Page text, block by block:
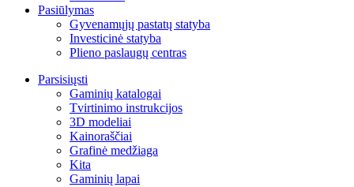
Pasiūlymas
Gyvenamųjų pastatų statyba
Investicinė statyba
Plieno paslaugų centras
Parsisiųsti
Gaminių katalogai
Tvirtinimo instrukcijos
3D modeliai
Kainoraščiai
Grafinė medžiaga
Kita
Gaminių lapai